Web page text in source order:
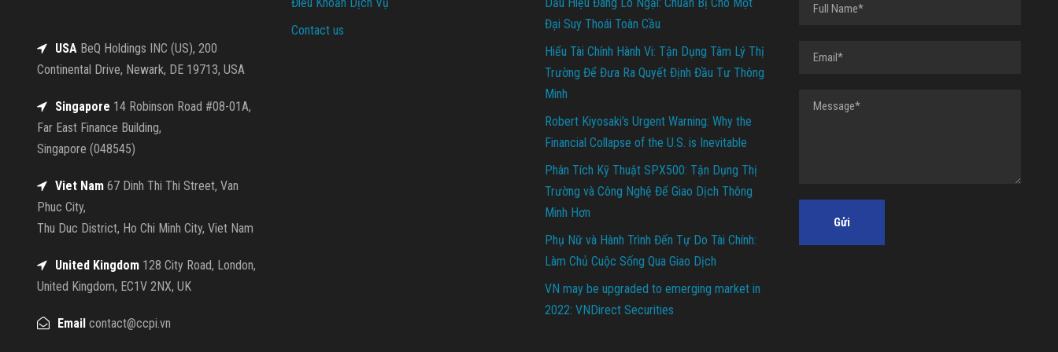
USA BeQ Holdings INC (US), 200
Continental Drive, Newark, DE 19713, USA
Singapore 14 Robinson Road #08-01A,
Far East Finance Building,
Singapore (048545)
Viet Nam 67 Dinh Thi Thi Street, Van
Phuc City,
Thu Duc District, Ho Chi Minh City, Viet Nam
United Kingdom 128 City Road, London,
United Kingdom, EC1V 2NX, UK
Email contact@ccpi.vn
Điều Khoản Dịch Vụ
Contact us
Dấu Hiệu Đáng Lo Ngại: Chuẩn Bị Cho Một
Đại Suy Thoái Toàn Cầu
Hiểu Tài Chính Hành Vi: Tận Dụng Tâm Lý Thị
Trường Để Đưa Ra Quyết Định Đầu Tư Thông
Minh
Robert Kiyosaki’s Urgent Warning: Why the
Financial Collapse of the U.S. is Inevitable
Phân Tích Kỹ Thuật SPX500: Tận Dụng Thị
Trường và Công Nghệ Để Giao Dịch Thông
Minh Hơn
Phụ Nữ và Hành Trình Đến Tự Do Tài Chính:
Làm Chủ Cuộc Sống Qua Giao Dịch
VN may be upgraded to emerging market in
2022: VNDirect Securities